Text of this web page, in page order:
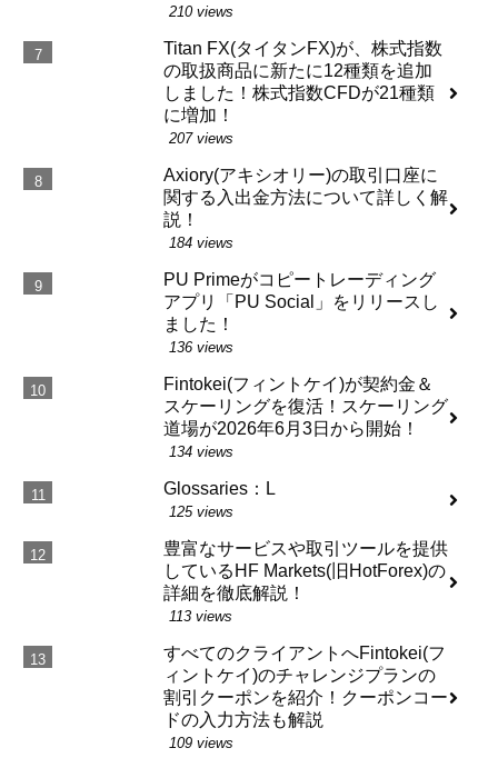
210 views
Titan FX(タイタンFX)が、株式指数
の取扱商品に新たに12種類を追加
しました！株式指数CFDが21種類
に増加！
207 views
Axiory(アキシオリー)の取引口座に
関する入出金方法について詳しく解
説！
184 views
PU Primeがコピートレーディング
アプリ「PU Social」をリリースし
ました！
136 views
Fintokei(フィントケイ)が契約金＆
スケーリングを復活！スケーリング
道場が2026年6月3日から開始！
134 views
Glossaries：L
125 views
豊富なサービスや取引ツールを提供
しているHF Markets(旧HotForex)の
詳細を徹底解説！
113 views
すべてのクライアントへFintokei(フ
ィントケイ)のチャレンジプランの
割引クーポンを紹介！クーポンコー
ドの入力方法も解説
109 views